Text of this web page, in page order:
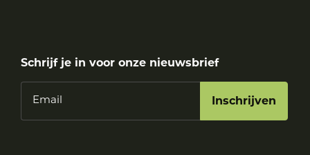
Schrijf je in voor onze nieuwsbrief